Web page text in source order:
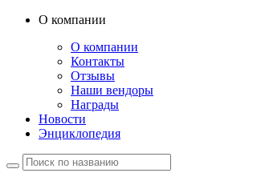
О компании
О компании
Контакты
Отзывы
Наши вендоры
Награды
Новости
Энциклопедия